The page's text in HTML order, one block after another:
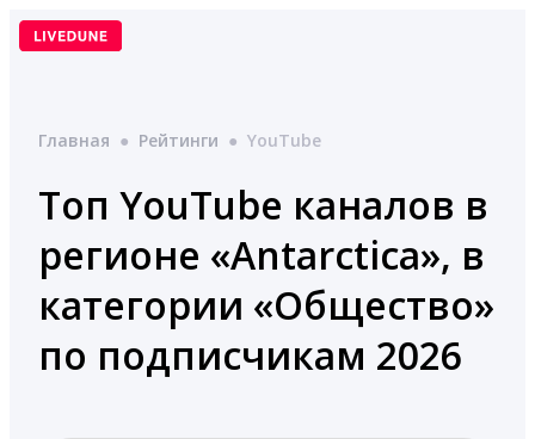
Перейти
Главная ● Рейтинги ● YouTube
Топ YouTube каналов в
регионе «Antarctica», в
категории «Общество»
по подписчикам 2026